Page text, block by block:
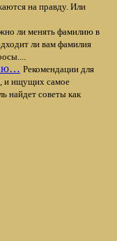
на правду. Или
ли менять фамилию в
ли вам фамилия
Рекомендации для
и ищущих самое
найдет советы как